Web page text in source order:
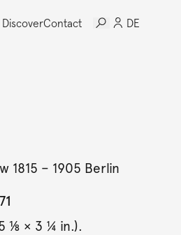
DiscoverContact DE
1815 – 1905 Berlin
⅛ × 3 ¼ in.).